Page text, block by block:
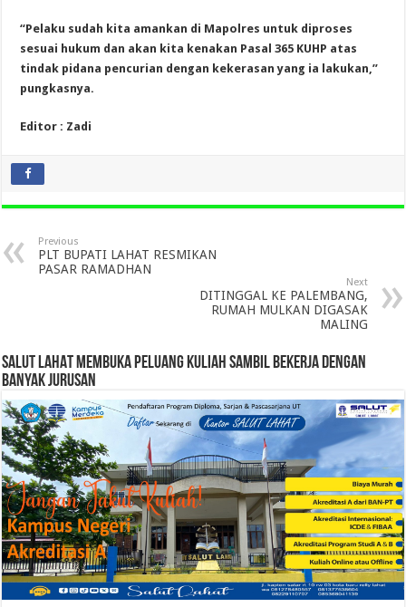
“Pelaku sudah kita amankan di Mapolres untuk diproses
sesuai hukum dan akan kita kenakan Pasal 365 KUHP atas
tindak pidana pencurian dengan kekerasan yang ia lakukan,”
pungkasnya.
Editor : Zadi
Previous
PLT BUPATI LAHAT RESMIKAN
PASAR RAMADHAN
Next
DITINGGAL KE PALEMBANG,
RUMAH MULKAN DIGASAK
MALING
SALUT LAHAT MEMBUKA PELUANG KULIAH SAMBIL BEKERJA DENGAN
BANYAK JURUSAN